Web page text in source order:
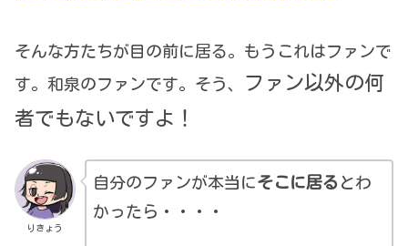
そんな方たちが目の前に居る。もうこれはファンで
す。和泉のファンです。そう、
ファン以外の何
者でもないですよ！
りきょう
自分のファンが本当にそこに居る とわ
かったら・・・・